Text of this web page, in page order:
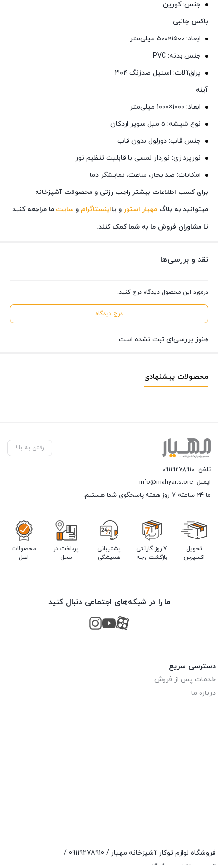
جنس: کورین
باکس جانبی
ابعاد: ۱۵۰۰×۵۰۰ میلی‌متر
جنس بدنه: PVC
یراق‌آلات: استیل ضدزنگ ۳۰۴
آینه
ابعاد: ۱۰۰۰×۱۰۰۰ میلی‌متر
نوع شیشه: ۵ میل سوپر اردکان
جنس قاب: دورلول بدون قاب
نورپردازی: نوردار لمسی با قابلیت تنظیم نور
امکانات: ضد بخار، ساعت، نمایشگر دما
برای کسب اطلاعات بیشتر راجب رزتی و محصولات آشپزخانه
میتوانید به بلاگ مهیار استور و یااینستاگرام و سایت ما مراجعه کنید
تا مشاوران فروش ما به شما کمک کنند.
نقد و بررسی‌ها
درمورد این محصول دیدگاه درج کنید.
درج دیدگاه
هنوز بررسی‌ای ثبت نشده است.
محصولات پیشنهادی
رفتن به بالا
تلفن 09119278910
ایمیل info@mahyar.store
ما 24 ساعته 7 روز هفته پاسخگوی شما هستیم.
تحویل
اکسپرس
7 روز گارانتی
بازگشت وجه
پشتیبانی
همیشگی
پرداخت در
محل
محصولات
اصل
ما را در شبکه‌های اجتماعی دنبال کنید
دسترسی سریع
خدمات پس از فروش
درباره ما
فروشگاه لوازم توکار آشپزخانه مهیار / 09119278910
/